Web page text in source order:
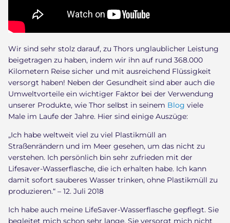
Wir sind sehr stolz darauf, zu Thors unglaublicher Leistung
beigetragen zu haben, indem wir ihn auf rund 368.000
Kilometern Reise sicher und mit ausreichend Flüssigkeit
versorgt haben! Neben der Gesundheit sind aber auch die
Umweltvorteile ein wichtiger Faktor bei der Verwendung
unserer Produkte, wie Thor selbst in seinem Blog viele
Male im Laufe der Jahre. Hier sind einige Auszüge:
„Ich habe weltweit viel zu viel Plastikmüll an
Straßenrändern und im Meer gesehen, um das nicht zu
verstehen. Ich persönlich bin sehr zufrieden mit der
Lifesaver-Wasserflasche, die ich erhalten habe. Ich kann
damit sofort sauberes Wasser trinken, ohne Plastikmüll zu
produzieren.“ – 12. Juli 2018
Ich habe auch meine LifeSaver-Wasserflasche gepflegt. Sie
begleitet mich schon sehr lange. Sie versorgt mich nicht